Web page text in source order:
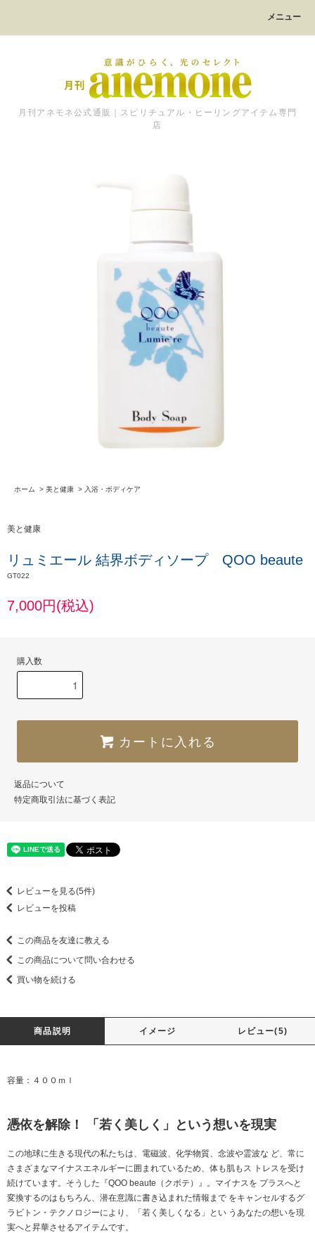
メニュー
月刊アネモネ公式通販｜スピリチュアル・ヒーリングアイテム専門
店
ホーム > 美と健康 > 入浴・ボディケア
美と健康
リュミエール 結界ボディソープ QOO beaute
GT022
7,000円(税込)
購入数
カートに入れる
返品について
特定商取引法に基づく表記
レビューを見る(5件)
レビューを投稿
この商品を友達に教える
この商品について問い合わせる
買い物を続ける
商品説明 イメージ レビュー(5)
容量：４００ｍｌ
憑依を解除！ 「若く美しく」という想いを現実
この地球に生きる現代の私たちは、電磁波、化学物質、念波や霊波な ど、常に
さまざまなマイナスエネルギーに囲まれているため、体も肌もス トレスを受け
続けています。そうした『QOO beaute（クボテ）』。マイナスを プラスへと
変換するのはもちろん、潜在意識に書き込まれた情報まで をキャンセルするグ
ラビトン・テクノロジーにより、「若く美しくなる」とい うあなたの想いを現
実へと昇華させるアイテムです。